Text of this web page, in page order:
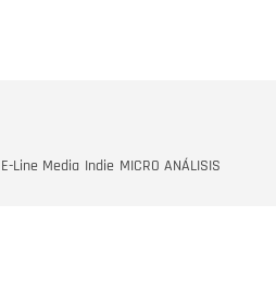
E-Line Media Indie MICRO ANÁLISIS